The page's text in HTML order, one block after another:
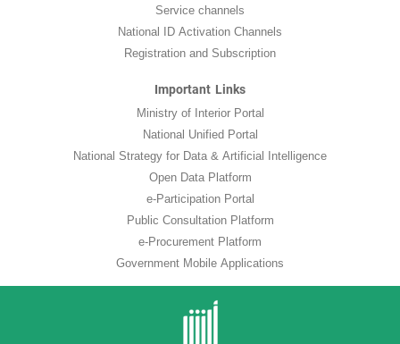
Service channels
National ID Activation Channels
Registration and Subscription
Important Links
Ministry of Interior Portal
National Unified Portal
National Strategy for Data & Artificial Intelligence
Open Data Platform
e-Participation Portal
Public Consultation Platform
e-Procurement Platform
Government Mobile Applications